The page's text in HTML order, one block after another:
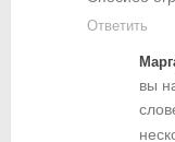
Ответить
вы